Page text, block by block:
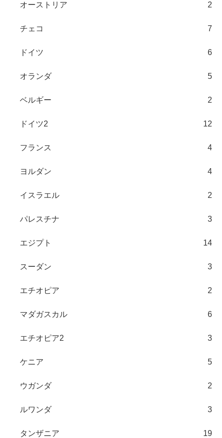
オーストリア 2
チェコ 7
ドイツ 6
オランダ 5
ベルギー 2
ドイツ2 12
フランス 4
ヨルダン 4
イスラエル 2
パレスチナ 3
エジプト 14
スーダン 3
エチオピア 2
マダガスカル 6
エチオピア2 3
ケニア 5
ウガンダ 2
ルワンダ 3
タンザニア 19